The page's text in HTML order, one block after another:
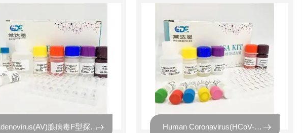
Adenovirus(AV)腺病毒F型探针法荧光定量PCR试剂盒 Human Coronavirus(HCoV-OC43)人冠状病毒OC43 探针法荧光定量RT-PC